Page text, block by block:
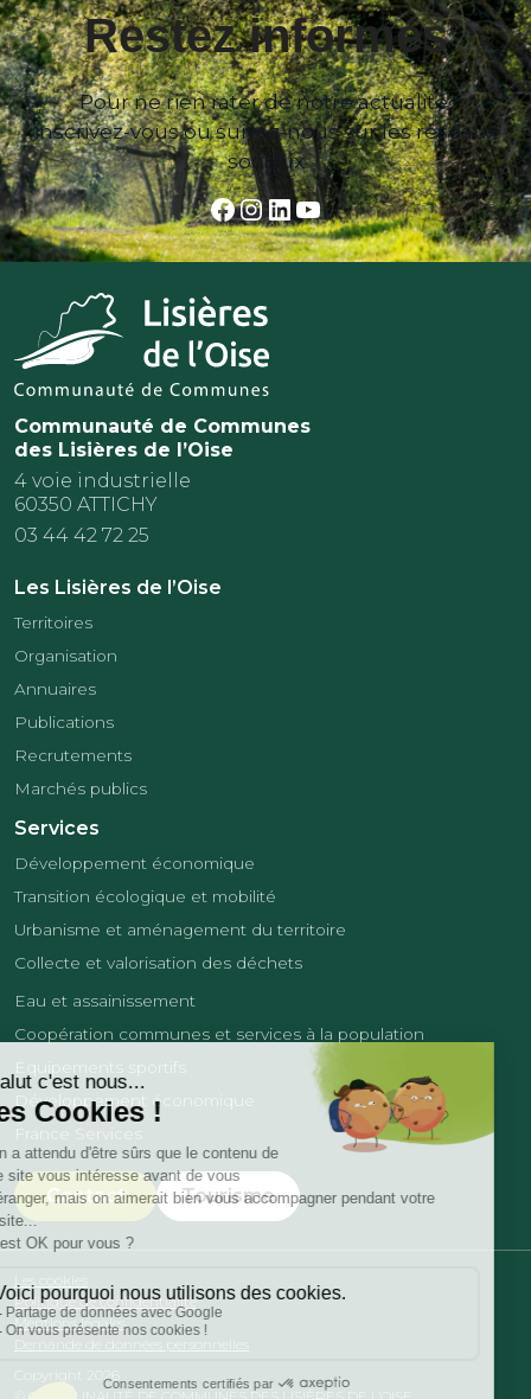
Restez informés
Pour ne rien rater de notre actualité,
inscrivez-vous ou suivez-nous sur les réseaux
sociaux
Facebook
Instagram
LinkedIn
YouTube
Communauté de Communes
des Lisières de l’Oise
4 voie industrielle
60350 ATTICHY
03 44 42 72 25
Les Lisières de l’Oise
Territoires
Organisation
Annuaires
Publications
Recrutements
Marchés publics
Services
Développement économique
Transition écologique et mobilité
Urbanisme et aménagement du territoire
Collecte et valorisation des déchets
Eau et assainissement
Coopération communes et services à la population
Équipements sportifs
Développement économique
France Services
Contact Tourisme
Les cookies
Politique de confidentialité
Mentions légales
Demande de données personnelles
Copyright 2026